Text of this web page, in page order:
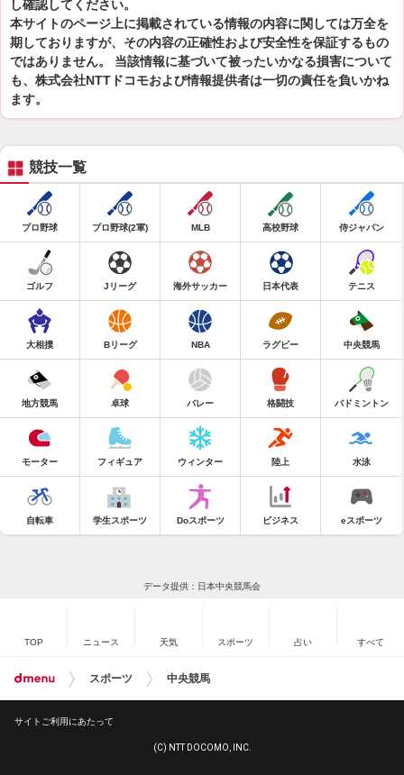
し確認してください。
本サイトのページ上に掲載されている情報の内容に関しては万全を
期しておりますが、その内容の正確性および安全性を保証するもの
ではありません。 当該情報に基づいて被ったいかなる損害について
も、株式会社NTTドコモおよび情報提供者は一切の責任を負いかね
ます。
競技一覧
プロ野球 プロ野球(2軍) MLB 高校野球 侍ジャパン
ゴルフ Jリーグ 海外サッカー 日本代表 テニス
大相撲 Bリーグ NBA ラグビー 中央競馬
地方競馬 卓球 バレー 格闘技 バドミントン
モーター フィギュア ウィンター 陸上 水泳
自転車 学生スポーツ Doスポーツ ビジネス eスポーツ
データ提供：日本中央競馬会
TOP ニュース 天気 スポーツ 占い すべて
スポーツ 中央競馬
サイトご利用にあたって
(C) NTT DOCOMO, INC.